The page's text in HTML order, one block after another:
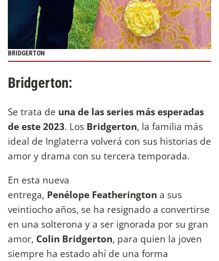
BRIDGERTON
Bridgerton:
Se trata de una de las series más esperadas
de este 2023. Los Bridgerton, la familia más
ideal de Inglaterra volverá con sus historias de
amor y drama con su tercera temporada.
En esta nueva
entrega, Penélope Featherington a sus
veintiocho años, se ha resignado a convertirse
en una solterona y a ser ignorada por su gran
amor, Colin Bridgerton, para quien la joven
siempre ha estado ahí de una forma